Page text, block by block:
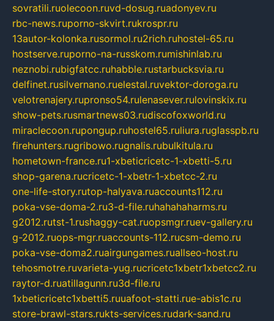
sovratili.ruolecoon.ruvd-dosug.ruadonyev.ru
rbc-news.ruporno-skvirt.rukrospr.ru
13autor-kolonka.rusormol.ru2rich.ruhostel-65.ru
hostserve.ruporno-na-russkom.rumishinlab.ru
neznobi.rubigfatcc.ruhabble.rustarbucksvia.ru
delfinet.rusilvernano.ruelestal.ruvektor-doroga.ru
velotrenajery.rupronso54.rulenasever.rulovinskix.ru
show-pets.rusmartnews03.rudiscofoxworld.ru
miraclecoon.rupongup.ruhostel65.ruliura.ruglasspb.ru
firehunters.rugribowo.rugnalis.rubulkitula.ru
hometown-france.ru1-xbeticricetc-1-xbetti-5.ru
shop-garena.rucricetc-1-xbetr-1-xbetcc-2.ru
one-life-story.rutop-halyava.ruaccounts112.ru
poka-vse-doma-2.ru3-d-file.ruhahahaharms.ru
g2012.rutst-1.rushaggy-cat.ruopsmgr.ruev-gallery.ru
g-2012.ruops-mgr.ruaccounts-112.rucsm-demo.ru
poka-vse-doma2.ruairgungames.ruallseo-host.ru
tehosmotre.ruvarieta-yug.rucricetc1xbetr1xbetcc2.ru
raytor-d.ruatillagunn.ru3d-file.ru
1xbeticricetc1xbetti5.ruuafoot-statti.rue-abis1c.ru
store-brawl-stars.rukts-services.rudark-sand.ru